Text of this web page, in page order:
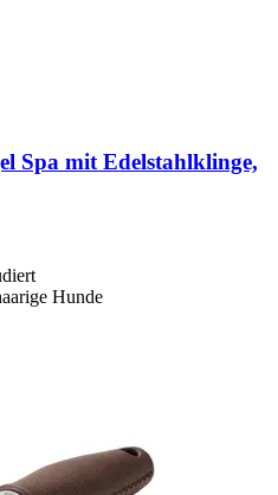
Spa mit Edelstahlklinge,
Hunde